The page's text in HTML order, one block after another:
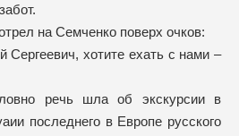
на Семченко поверх очков:
хотите ехать с нами –
речь шла об экскурсии в
последнего в Европе русского